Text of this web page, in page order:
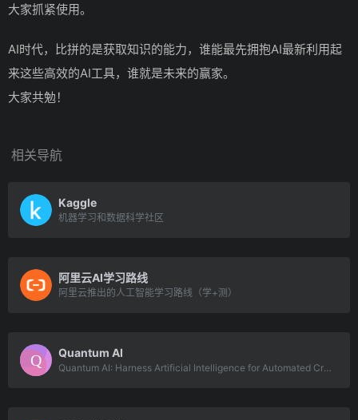
大家抓紧使用。
AI时代，比拼的是获取知识的能力，谁能最先拥抱AI最新利用起
来这些高效的AI工具，谁就是未来的赢家。
大家共勉！
相关导航
Kaggle
机器学习和数据科学社区
阿里云AI学习路线
阿里云推出的人工智能学习路线（学+测）
Quantum AI
Quantum AI: Harness Artificial Intelligence for Automated Crypto Trading